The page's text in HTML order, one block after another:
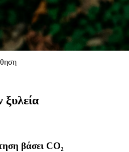
ξυλεία
βάσει CO₂